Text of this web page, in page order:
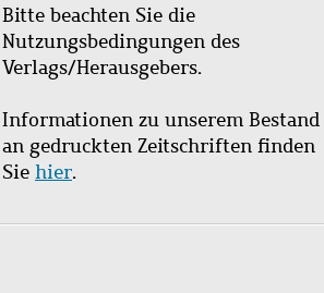
Bitte beachten Sie die
Nutzungsbedingungen des
Verlags/Herausgebers.
Informationen zu unserem Bestand
an gedruckten Zeitschriften finden
Sie hier.